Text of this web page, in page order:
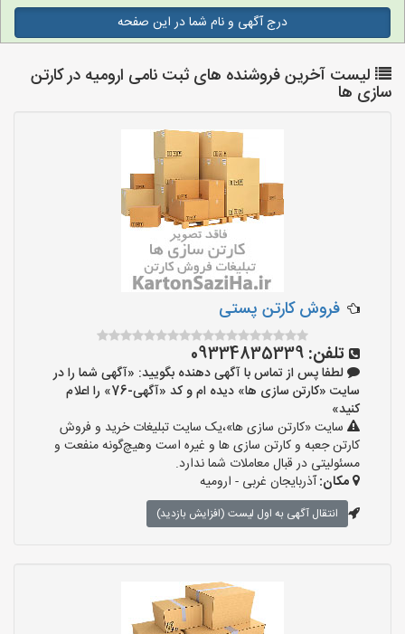
درج آگهی و نام شما در این صفحه
لیست آخرین فروشنده های ثبت نامی ارومیه در کارتن
سازی ها
فروش کارتن پستی
تلفن: 09334835339
لطفا پس از تماس با آگهی دهنده بگویید: «آگهی شما را در
سایت «کارتن سازی ها» دیده ام و کد «آگهی-76» را اعلام
کنید»
سایت «کارتن سازی ها»،یک سایت تبلیغات خرید و فروش
کارتن جعبه و کارتن سازی ها و غیره است وهیچ‌گونه منفعت و
مسئولیتی در قبال معاملات شما ندارد.
مکان:آذربایجان غربی - ارومیه
انتقال آگهی به اول لیست (افزایش بازدید)